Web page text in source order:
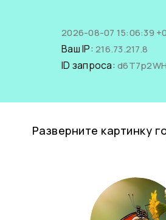
2026-08-07 15:06:39
Ваш IP: 216.73.217.8
ID запроса:
Разверните картинку